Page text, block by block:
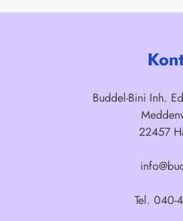
Buddel-Bini Inh.
22457
Tel. 040-